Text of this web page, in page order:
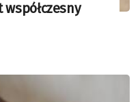
współczesny